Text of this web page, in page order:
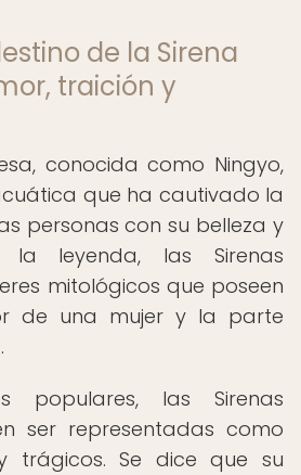
de la Sirena
traición y
conocida como Ningyo,
que ha cautivado la
personas con su belleza y
la leyenda, las Sirenas
mitológicos que poseen
de una mujer y la parte
populares, las Sirenas
ser representadas como
trágicos. Se dice que su